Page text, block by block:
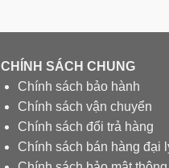
CHÍNH SÁCH CHUNG
Chính sách bảo hành
Chính sách vận chuyển
Chính sách đổi trả hàng
Chính sách bán hàng đại